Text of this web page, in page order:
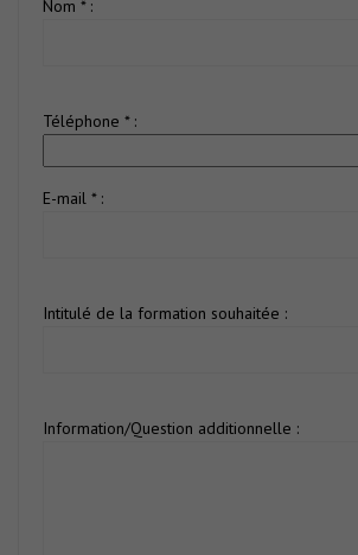
Nom * :
Téléphone * :
E-mail * :
Intitulé de la formation souhaitée :
Information/Question additionnelle :